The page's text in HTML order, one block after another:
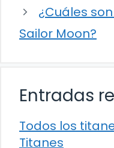
¿Cuáles
Sailor Moon?
Entradas
Todos los
Titanes